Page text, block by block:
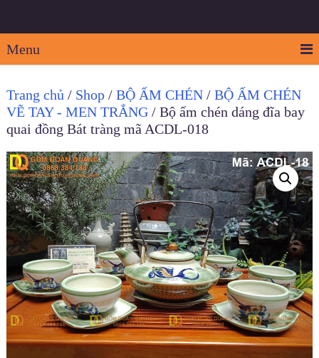
Menu
Trang chủ / Shop/ BỘ ẤM CHÉN/ BỘ ẤM CHÉN
VẼ TAY - MEN TRẮNG/ Bộ ấm chén dáng đĩa bay
quai đồng Bát tràng mã ACDL-018